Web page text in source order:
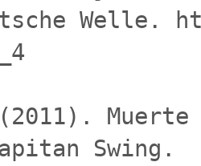
Welle.
Swing.